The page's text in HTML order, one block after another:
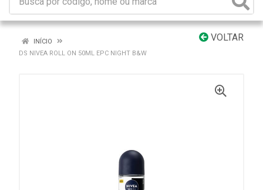
VOLTAR
INÍCIO
DS NIVEA ROLL ON 50ML EPC NIGHT B&W